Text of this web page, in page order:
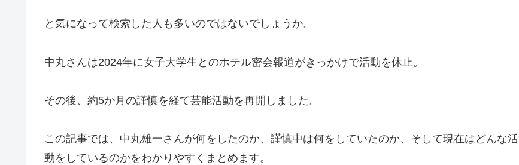
と気になって検索した人も多いのではないでしょうか。
中丸さんは2024年に女子大学生とのホテル密会報道がきっかけで活動を休止。
その後、約5か月の謹慎を経て芸能活動を再開しました。
この記事では、中丸雄一さんが何をしたのか、謹慎中は何をしていたのか、そして現在はどんな活
動をしているのかをわかりやすくまとめます。